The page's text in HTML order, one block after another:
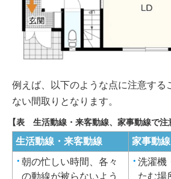
例えば、以下のような点に注意する
ない間取りとなります。
【表 生活動線・来客動線、家事動線で注
生活動線・来客動線
家事動線
朝の忙しい時間、各々
の動線が被らないよう
洗濯機
たむ場